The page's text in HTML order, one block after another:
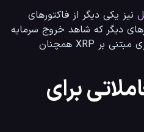
برای